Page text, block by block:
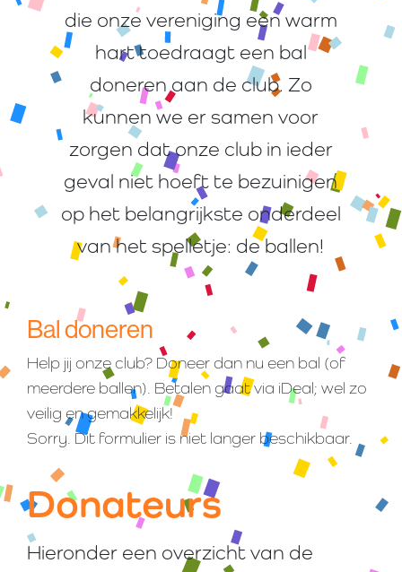
die onze vereniging een warm
hart toedraagt een bal
doneren aan de club. Zo
kunnen we er samen voor
zorgen dat onze club in ieder
geval niet hoeft te bezuinigen
op het belangrijkste onderdeel
van het spelletje: de ballen!
Bal doneren
Help jij onze club? Doneer dan nu een bal (of
meerdere ballen). Betalen gaat via iDeal; wel zo
veilig en gemakkelijk!
Sorry. Dit formulier is niet langer beschikbaar.
Donateurs
Hieronder een overzicht van de